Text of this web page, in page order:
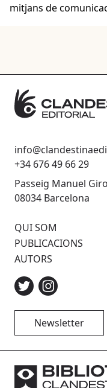
mitjans de
+34 676 49 66 29
Passeig Manuel
08034 Barcelona
QUI SOM
PUBLICACIONS
AUTORS
Newsletter